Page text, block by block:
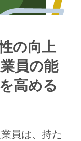
の向上
員の能
高める
員は、持た